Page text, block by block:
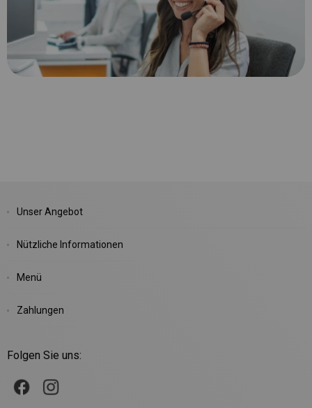
Unser Angebot
Nützliche Informationen
Menü
Zahlungen
Folgen Sie uns: